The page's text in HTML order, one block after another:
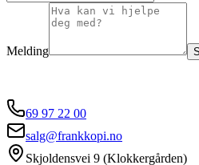
Melding
69 97 22 00
salg@frankkopi.no
Skjoldensvei 9 (Klokkergården)